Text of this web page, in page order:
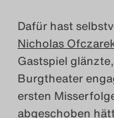
Das
Dafür hast
Nicholas
Gastspiel
Burgtheater
ersten
abgeschoben